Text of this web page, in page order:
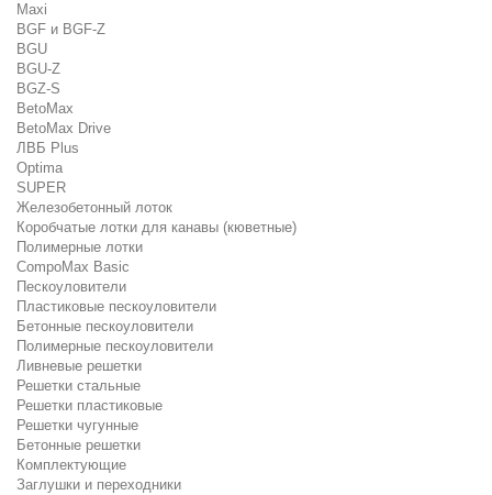
Maxi
BGF и BGF-Z
BGU
BGU-Z
BGZ-S
BetoMax
BetoMax Drive
ЛВБ Plus
Optima
SUPER
Железобетонный лоток
Коробчатые лотки для канавы (кюветные)
Полимерные лотки
CompoMax Basic
Пескоуловители
Пластиковые пескоуловители
Бетонные пескоуловители
Полимерные пескоуловители
Ливневые решетки
Решетки стальные
Решетки пластиковые
Решетки чугунные
Бетонные решетки
Комплектующие
Заглушки и переходники